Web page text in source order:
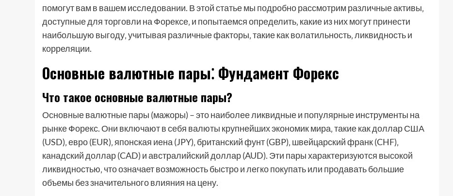
помогут вам в вашем исследовании. В этой статье мы подробно рассмотрим различные активы‚
доступные для торговли на Форексе‚ и попытаемся определить‚ какие из них могут принести
наибольшую выгоду‚ учитывая различные факторы‚ такие как волатильность‚ ликвидность и
корреляции.
Основные валютные пары⁚ Фундамент Форекс
Что такое основные валютные пары?
Основные валютные пары (мажоры) – это наиболее ликвидные и популярные инструменты на
рынке Форекс. Они включают в себя валюты крупнейших экономик мира‚ такие как доллар США
(USD)‚ евро (EUR)‚ японская иена (JPY)‚ британский фунт (GBP)‚ швейцарский франк (CHF)‚
канадский доллар (CAD) и австралийский доллар (AUD). Эти пары характеризуются высокой
ликвидностью‚ что означает возможность быстро и легко покупать или продавать большие
объемы без значительного влияния на цену.